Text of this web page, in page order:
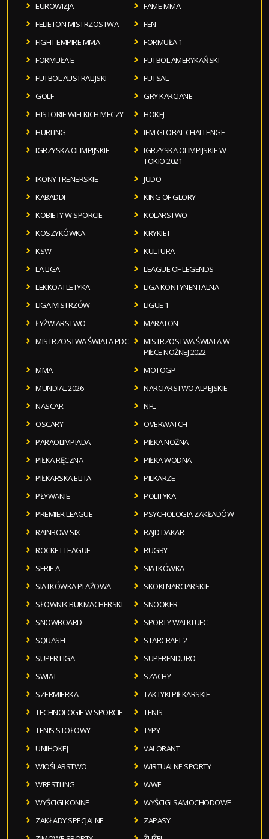
EUROWIZJA
FAME MMA
FELIETON MISTRZOSTWA
FEN
FIGHT EMPIRE MMA
FORMUŁA 1
FORMUŁA E
FUTBOL AMERYKAŃSKI
FUTBOL AUSTRALIJSKI
FUTSAL
GOLF
GRY KARCIANE
HISTORIE WIELKICH MECZY
HOKEJ
HURLING
IEM GLOBAL CHALLENGE
IGRZYSKA OLIMPIJSKIE
IGRZYSKA OLIMPIJSKIE W
TOKIO 2021
IKONY TRENERSKIE
JUDO
KABADDI
KING OF GLORY
KOBIETY W SPORCIE
KOLARSTWO
KOSZYKÓWKA
KRYKIET
KSW
KULTURA
LA LIGA
LEAGUE OF LEGENDS
LEKKOATLETYKA
LIGA KONTYNENTALNA
LIGA MISTRZÓW
LIGUE 1
ŁYŻWIARSTWO
MARATON
MISTRZOSTWA ŚWIATA PDC
MISTRZOSTWA ŚWIATA W
PIŁCE NOŻNEJ 2022
MMA
MOTOGP
MUNDIAL 2026
NARCIARSTWO ALPEJSKIE
NASCAR
NFL
OSCARY
OVERWATCH
PARAOLIMPIADA
PIŁKA NOŻNA
PIŁKA RĘCZNA
PIŁKA WODNA
PIŁKARSKA ELITA
PILKARZE
PŁYWANIE
POLITYKA
PREMIER LEAGUE
PSYCHOLOGIA ZAKŁADÓW
RAINBOW SIX
RAJD DAKAR
ROCKET LEAGUE
RUGBY
SERIE A
SIATKÓWKA
SIATKÓWKA PLAŻOWA
SKOKI NARCIARSKIE
SŁOWNIK BUKMACHERSKI
SNOOKER
SNOWBOARD
SPORTY WALKI UFC
SQUASH
STARCRAFT 2
SUPER LIGA
SUPERENDURO
SWIAT
SZACHY
SZERMIERKA
TAKTYKI PIŁKARSKIE
TECHNOLOGIE W SPORCIE
TENIS
TENIS STOŁOWY
TYPY
UNIHOKEJ
VALORANT
WIOŚLARSTWO
WIRTUALNE SPORTY
WRESTLING
WWE
WYŚCIGI KONNE
WYŚCIGI SAMOCHODOWE
ZAKŁADY SPECJALNE
ZAPASY